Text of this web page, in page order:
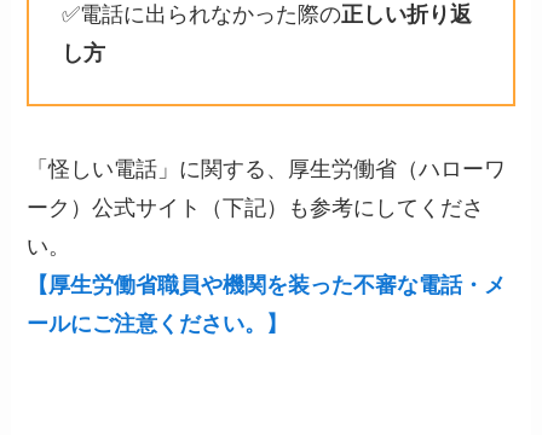
✅電話に出られなかった際の正しい折り返
し方
「怪しい電話」に関する、厚生労働省（ハローワ
ーク）公式サイト（下記）も参考にしてくださ
い。
【厚生労働省職員や機関を装った不審な電話・メ
ールにご注意ください。】